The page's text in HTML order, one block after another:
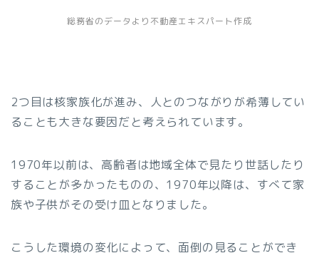
総務省のデータより不動産エキスパート作成
2つ目は核家族化が進み、人とのつながりが希薄してい
ることも大きな要因だと考えられています。
1970年以前は、高齢者は地域全体で見たり世話したり
することが多かったものの、1970年以降は、すべて家
族や子供がその受け皿となりました。
こうした環境の変化によって、面倒の見ることができ